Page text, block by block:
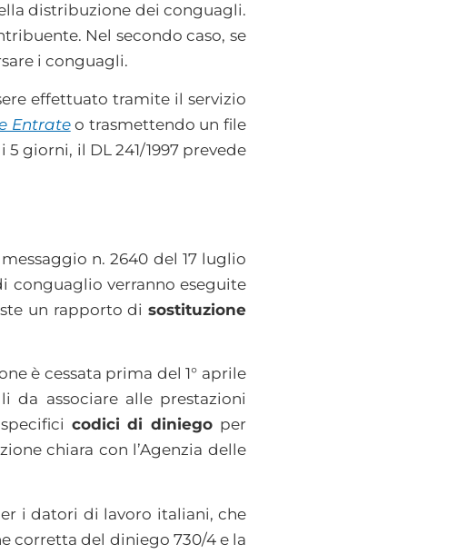
distribuzione dei conguagli.
Nel secondo caso, se
i conguagli.
effettuato tramite il servizio
Entrateo trasmettendo un file
giorni, il DL 241/1997 prevede
n. 2640 del 17 luglio
conguaglio verranno eseguite
un rapporto di sostituzione
è cessata prima del 1° aprile
da associare alle prestazioni
codici di diniego per
chiara con l’Agenzia delle
i datori di lavoro italiani, che
corretta del diniego 730/4 e la